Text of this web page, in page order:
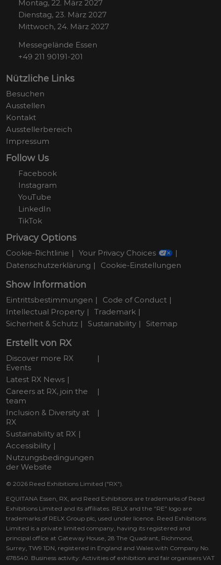
Montag, 22. März 2027
Dienstag, 23. März 2027
Mittwoch, 24. März 2027
Messegelände Essen
+49 211 90191-201
Nützliche Links
Besuchen
Ausstellen
Kontakt
Ausstellerbereich
Impressum
Follow Us
Facebook
Instagram
YouTube
LinkedIn
TikTok
Privacy Options
Cookie-Richtlinie
Your Privacy Choices
Datenschutzerklärung
Cookie-Einstellungen
Show Information
Eintrittsbestimmungen
Code of Conduct
Intellectual Property
Trademark
Sicherheit & Schutz
Sustainability Sitemap
Erstellt von RX
Discover more RX
Events
Latest RX News
Careers at RX, join the
team
Inclusion & Diversity at
RX
Sustainability at RX
Accessibility
Nutzungsbedingungen
der Website
© 2026 Reed Exhibitions Limited ("RX").
EQUITANA Essen, RX, and Reed Exhibitions are trademarks of Reed
Exhibitions Limited and its affiliates. RELX and the “RE” logo are
trademarks of RELX Group plc, used under licence. Reed Exhibitions
Limited is a private limited company, having its registered and
principal office at Gateway House, 28 The Quadrant, Richmond,
Surrey, TW9 1DN, registered in England and Wales with Company No.
678540. Business activity: Activities of exhibition and fair organisers VAT